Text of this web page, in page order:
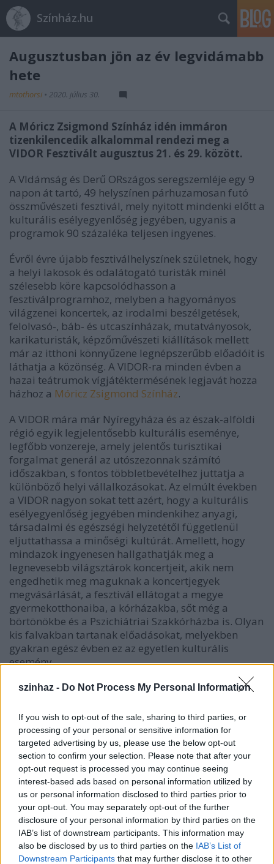
szinhaz - Do Not Process My Personal Information
If you wish to opt-out of the sale, sharing to third parties, or
processing of your personal or sensitive information for
targeted advertising by us, please use the below opt-out
section to confirm your selection. Please note that after your
opt-out request is processed you may continue seeing
interest-based ads based on personal information utilized by
us or personal information disclosed to third parties prior to
your opt-out. You may separately opt-out of the further
disclosure of your personal information by third parties on the
IAB’s list of downstream participants. This information may
also be disclosed by us to third parties on the IAB’s List of
Downstream Participants that may further disclose it to other
Színház.hu
Augusztusban jön az év legvidámabb
hete
mtothorsi • 2020. július 30.
A Móricz Zsigmond Színház idén immáron
tizenkilencedik alkalommal rendezi meg a
VIDOR Fesztivált augusztus 21. és 29. között.
A VIdámság és Derű ORszágos seregszemléje egy 9
napon át tartó, 49 helyszínen párhuzamosan futó
összművészeti fesztivál, mely nyitott mindenki előtt a
kulturális esélyegyenlőség jegyében, ugyanis a
programok 90 százaléka teljesen ingyenes.
Évről évre újabb fesztiválhelyszínek születnek, hogy
a helyi lakosok és odalátogató turisták minél
szélesebb köre kapcsolódhasson a
fesztiválprogramhoz, melyben a hagyományos
világzenei koncertek, az irodalmi beszélgetések,
felolvasó-, báb- és utcaszínházak, mutatványosok,
karikaturisták, képzőművészeti kiállítások mellett
már az itthoni könnyűzene legnépszerűbb előadóit is
láthatja a közönség. A VIDOR-ra minden évben a
hazai teátrumok vígjátéktermésének legjavát hozza
házhoz a Móricz Zsigmond Színház.
A VIDOR mára már Nyíregyháza és az észak-alföldi
régió egyik legjelentősebb kulturális eseménye,
legfőbb vonzereje, amely jelentős turisztikai
forgalmat generál az utószezonnak számító
időszakban, s fontos többletbevételhez juttatja a
különböző helyi vállalkozásokat. Az elmúlt években
a VIDOR nagyon sokat tett azért, hogy a kulturális
esélyegyenlőség jegyében mindenkihez anyagi,
társadalmi és egészségi helyzetétől függetlenül
eljuttathassa a minőségi kultúrát. Amellett, hogy
mindazok ingyenesen hallgathatják meg a
legnevesebb világsztárok koncertjeit, akik nem
engedhetik meg maguknak a koncertjegyek
megvásárlását, a fesztivál ellátogat a megye
gyermekotthonaiba, a kórházakba, sőt még a
börtönökbe és a Pszichiátriai Szakkórházba is. Olyan
kis falvakban tartanak előadásokat, melyekben
gyakran egész évben ez az egyetlen kulturális
esemény.